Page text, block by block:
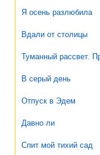
Я осень разлюбила
Вдали от столицы
Туманный рассвет.
В серый день
Отпуск в Эдем
Давно ли
Спит мой тихий сад